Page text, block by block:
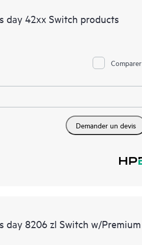
day 42xx Switch products
Comparer
Demander un devis
day 8206 zl Switch w/Premium